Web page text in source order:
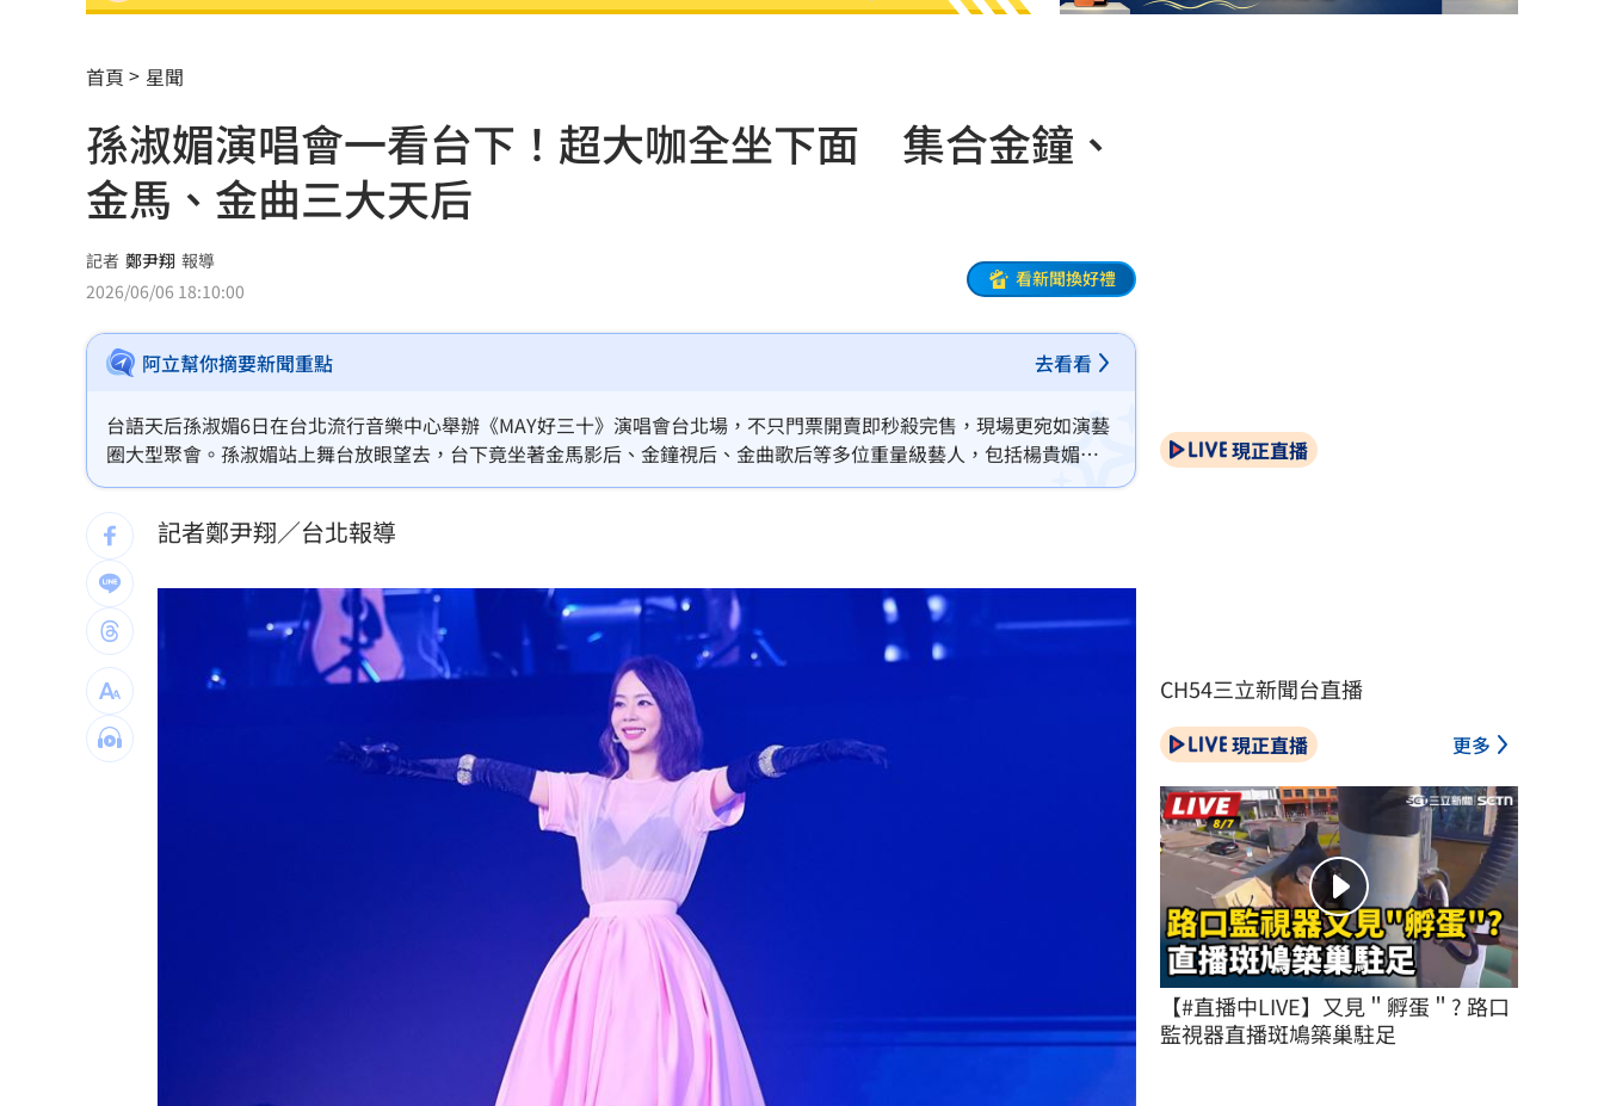
白海豚海警範圍擴大！最新暴風圈侵襲率曝
慈濟遭詐10億 國民黨不認錯反嗆⋯網炸鍋 05:43
就業意外爆冷！那指漲342點 標普500新高
美通過制裁案！川普可課俄國商品500%關稅
日本銀髮族瘋工作 逾4成想做到80歲
解散統促黨？他曝翁曉玲一招：恐白忙一場
疫苗真相！蔣萬安嗆一句 謝金河痛心發聲 04:43
爆掛表妹當小三！表姊擅貼IG下場慘了
半導體與綠能雙箭頭！ 「它」霸氣狂賺 04:04
華許9月升息？ING：匯市在他與戰爭間拉鋸 03:10
老後離婚財產怎麼分？ 丈夫退休金拒分
「這餐飲集團」擺脫陰霾！上半年營收創高 03:06
商場戰國來臨 台中「頂奢大道」逐漸成形 12:00
台彩父親節推新刮刮樂千萬頭獎超「爸」氣 12:00
「拍片人的多重宇宙」職涯論壇9/12登場！ 10:30
首頁 星聞
孫淑媚演唱會一看台下！超大咖全坐下面 集合金鐘、
金馬、金曲三大天后
記者 鄭尹翔 報導
2026/06/06 18:10:00
看新聞換好禮
阿立幫你摘要新聞重點 去看看
台語天后孫淑媚6日在台北流行音樂中心舉辦《MAY好三十》演唱會台北場，不只門票開賣即秒殺完售，現場更宛如演藝
圈大型聚會。孫淑媚站上舞台放眼望去，台下竟坐著金馬影后、金鐘視后、金曲歌后等多位重量級藝人，包括楊貴媚、
苗可麗、蔡秋鳳等人全都現身力挺，讓整場演唱會除了滿滿回憶殺，更增添濃厚星光味。
記者鄭尹翔／台北報導
現正直播
CH54三立新聞台直播
現正直播 更多
【#直播中LIVE】又見＂孵蛋＂? 路口
監視器直播斑鳩築巢駐足